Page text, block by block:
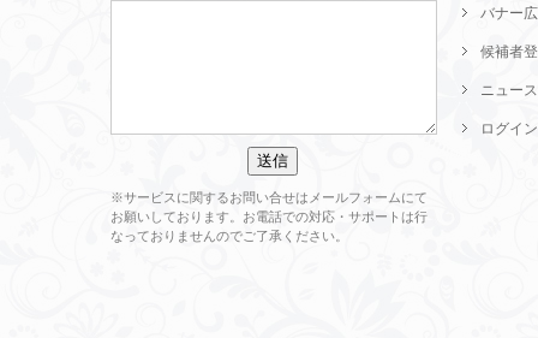
※サービスに関するお問い合せはメールフォームにて
お願いしております。お電話での対応・サポートは行
なっておりませんのでご了承ください。
バナー
候補者
ニュース
ログイン